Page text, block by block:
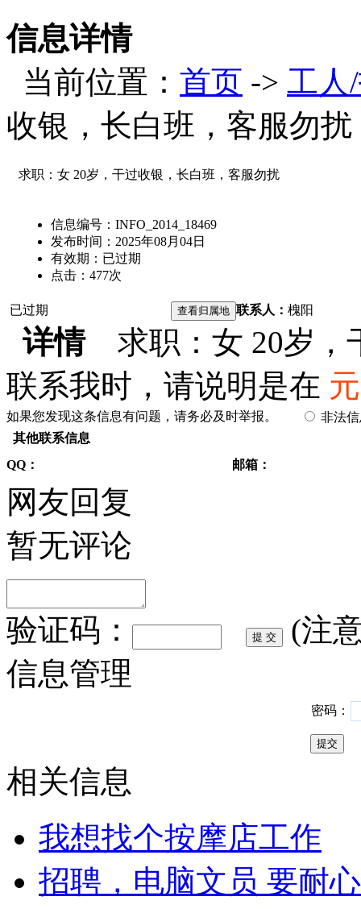
信息详情
当前位置： 首页 -> 工人
收银，长白班，客服勿扰
求职：女 20岁，干过收银，长白班，客服勿扰
信息编号： INFO_2014_18469
发布时间： 2025年08月04日
有效期： 已过期
点击： 477次
已过期 联系人： 槐阳
详情
求职：女 20岁，
联系我时，请说明是在
如果您发现这条信息有问题，请务必及时举报。
非法
其他联系信息
QQ：
邮箱：
网友回复
暂无评论
验证码：
(注
信息管理
密码：
相关信息
我想找个按摩店工作
招聘，电脑文员 要耐